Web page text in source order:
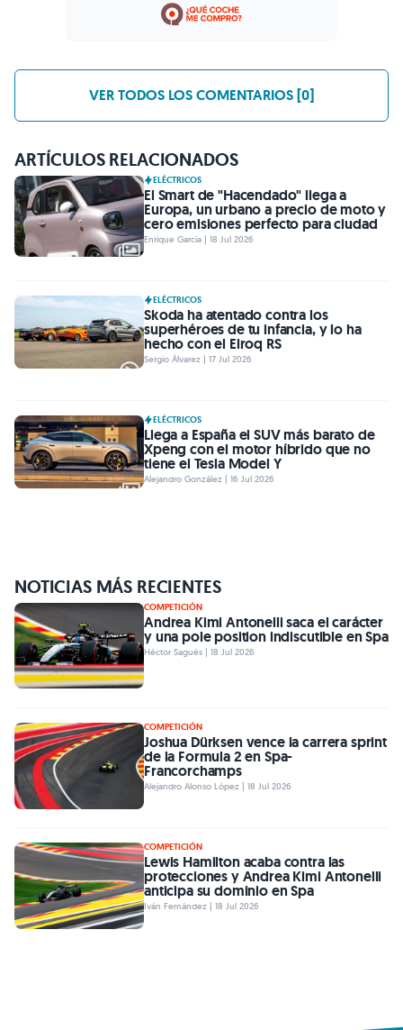
VER TODOS LOS COMENTARIOS [0]
ARTÍCULOS RELACIONADOS
ELÉCTRICOS
El Smart de "Hacendado" llega a
Europa, un urbano a precio de moto y
cero emisiones perfecto para ciudad
Enrique García | 18 Jul 2026
ELÉCTRICOS
Skoda ha atentado contra los
superhéroes de tu infancia, y lo ha
hecho con el Elroq RS
Sergio Álvarez | 17 Jul 2026
ELÉCTRICOS
Llega a España el SUV más barato de
Xpeng con el motor híbrido que no
tiene el Tesla Model Y
Alejandro González | 16 Jul 2026
NOTICIAS MÁS RECIENTES
COMPETICIÓN
Andrea Kimi Antonelli saca el carácter
y una pole position indiscutible en Spa
Héctor Sagués | 18 Jul 2026
COMPETICIÓN
Joshua Dürksen vence la carrera sprint
de la Formula 2 en Spa-
Francorchamps
Alejandro Alonso López | 18 Jul 2026
COMPETICIÓN
Lewis Hamilton acaba contra las
protecciones y Andrea Kimi Antonelli
anticipa su dominio en Spa
Iván Fernández | 18 Jul 2026